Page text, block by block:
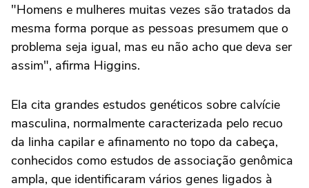
"Homens e mulheres muitas vezes são tratados da
mesma forma porque as pessoas presumem que o
problema seja igual, mas eu não acho que deva ser
assim", afirma Higgins.
Ela cita grandes estudos genéticos sobre calvície
masculina, normalmente caracterizada pelo recuo
da linha capilar e afinamento no topo da cabeça,
conhecidos como estudos de associação genômica
ampla, que identificaram vários genes ligados à